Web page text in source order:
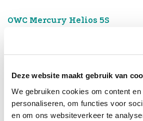
Deze website maakt gebruik van
We gebruiken cookies om content
personaliseren, om functies voor
en om ons websiteverkeer te
OWC Mercury Helios 5S
OWC Mercury Helios 5S– een
oplossing. Met één kabel
laptop, ‘all-in-one’ of compacte
veelzijdige werkmachine met